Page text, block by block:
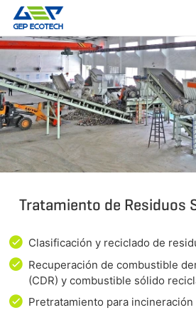
APLICACIÓN
LANZAMIENTO
ACERCA DE NOSOTROS
CONTÁCTENOS
Tratamiento de Residuos
Clasificación y reciclado de
Recuperación de combustible
(CDR) y combustible sólido
Pretratamiento para